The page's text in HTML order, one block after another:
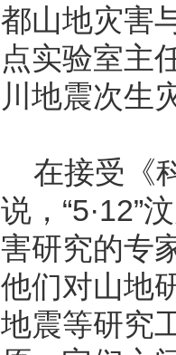
都山地灾害
点实验室主
川地震次生
在接受《
说，“5·12”
害研究的专
他们对山地
地震等研究